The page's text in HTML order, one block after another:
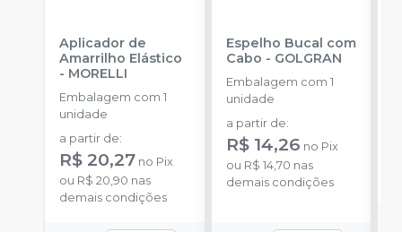
Aplicador de
Amarrilho Elástico
- MORELLI
Embalagem com 1
unidade
a partir de:
R$ 20,27 no Pix
ou R$ 20,90 nas
demais condições
Espelho Bucal com
Cabo - GOLGRAN
Embalagem com 1
unidade
a partir de:
R$ 14,26 no Pix
ou R$ 14,70 nas
demais condições